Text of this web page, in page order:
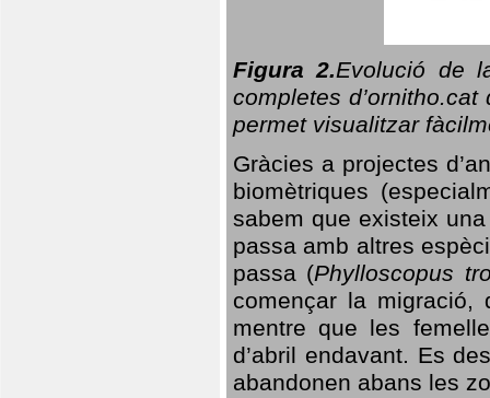
Figura 2.Evolució de
completes
permet visualitzar
Gràcies a projectes
biomètriques
sabem que existeix
passa amb altres
passa (Phylloscopus
començar la migració,
mentre que les
d’abril endavant. Es
abandonen abans les